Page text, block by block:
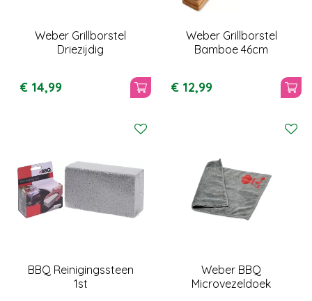
Weber Grillborstel
Driezijdig
€ 14,99
Weber Grillborstel
Bamboe 46cm
€ 12,99
BBQ Reinigingssteen
1st
Weber BBQ
Microvezeldoek